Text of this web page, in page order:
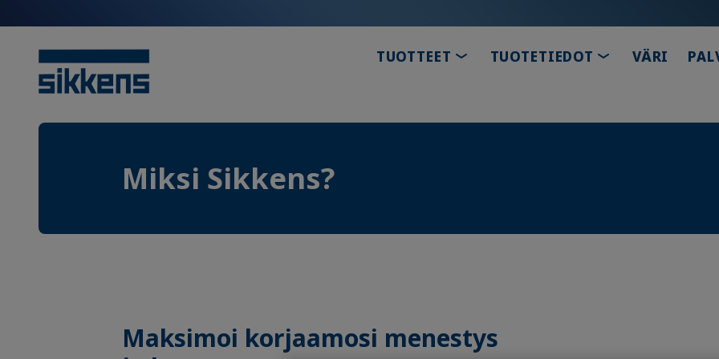
TUOTTEET TOGGLE DROPDOWN
TUOTETIEDOT TOGGLE
VÄRI
Miksi Sikkens?
Maksimoi korjaamosi menestys